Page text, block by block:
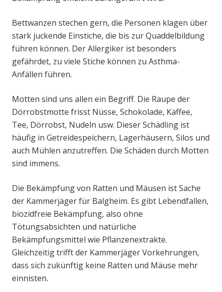
Bettwanzen stechen gern, die Personen klagen über
stark juckende Einstiche, die bis zur Quaddelbildung
führen können. Der Allergiker ist besonders
gefährdet, zu viele Stiche können zu Asthma-
Anfällen führen.
Motten sind uns allen ein Begriff. Die Raupe der
Dörrobstmotte frisst Nüsse, Schokolade, Kaffee,
Tee, Dörrobst, Nudeln usw. Dieser Schädling ist
häufig in Getreidespeichern, Lagerhäusern, Silos und
auch Mühlen anzutreffen. Die Schäden durch Motten
sind immens.
Die Bekämpfung von Ratten und Mäusen ist Sache
der Kammerjäger für Balgheim. Es gibt Lebendfallen,
biozidfreie Bekämpfung, also ohne
Tötungsabsichten und natürliche
Bekämpfungsmittel wie Pflanzenextrakte.
Gleichzeitig trifft der Kammerjäger Vorkehrungen,
dass sich zukünftig keine Ratten und Mäuse mehr
einnisten.